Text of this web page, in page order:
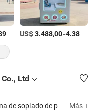
/Pieza
US$3.488,00-4.388,00
Ltd
de soplado de película Más +